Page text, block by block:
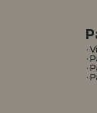
·
·
·
·